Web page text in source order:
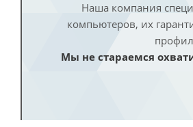
Наша компания
компьютеров, их
Мы не стараемся